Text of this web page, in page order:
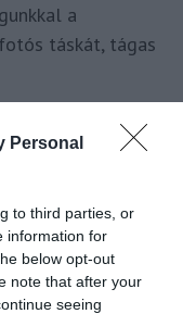
Personal
to third parties, or
information for
below opt-out
note that after your
seeing
a
táskát, tágas